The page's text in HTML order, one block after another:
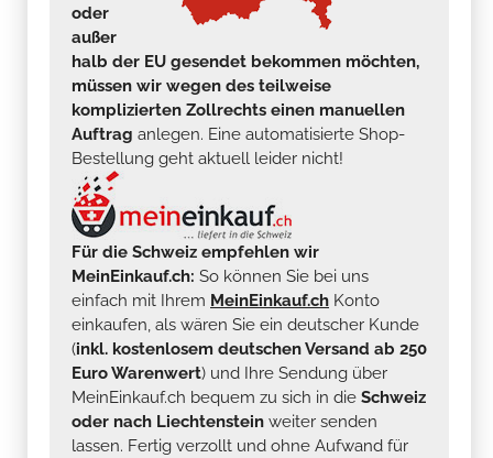
oder
außer
halb der EU gesendet bekommen möchten,
müssen wir wegen des teilweise
komplizierten Zollrechts einen manuellen
Auftrag anlegen. Eine automatisierte Shop-
Bestellung geht aktuell leider nicht!
Für die Schweiz empfehlen wir
MeinEinkauf.ch: So können Sie bei uns
einfach mit Ihrem MeinEinkauf.ch Konto
einkaufen, als wären Sie ein deutscher Kunde
(inkl. kostenlosem deutschen Versand ab 250
Euro Warenwert) und Ihre Sendung über
MeinEinkauf.ch bequem zu sich in die Schweiz
oder nach Liechtenstein weiter senden
lassen. Fertig verzollt und ohne Aufwand für